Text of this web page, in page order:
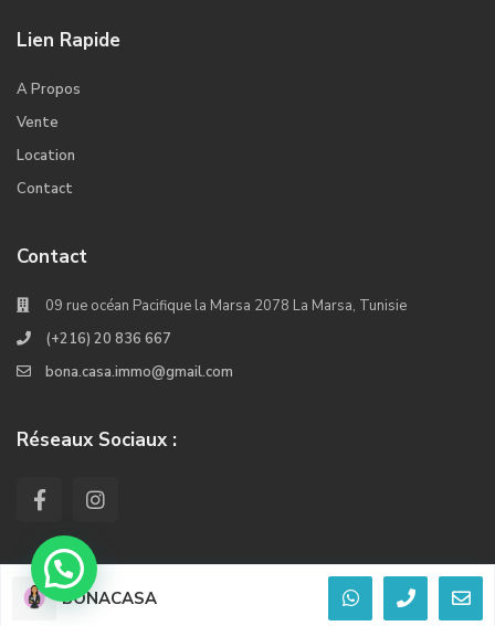
Lien Rapide
A Propos
Vente
Location
Contact
Contact
09 rue océan Pacifique la Marsa 2078 La Marsa, Tunisie
(+216) 20 836 667
bona.casa.immo@gmail.com
Réseaux Sociaux :
© 2022. Tous les droits réservés Crée Par Kiwi Softwares
BONACASA